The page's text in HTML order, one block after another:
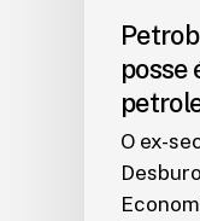
posse
O ex-